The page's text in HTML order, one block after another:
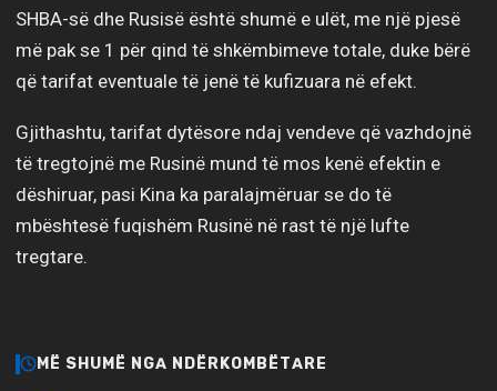
SHBA-së dhe Rusisë është shumë e ulët, me një pjesë
më pak se 1 për qind të shkëmbimeve totale, duke bërë
që tarifat eventuale të jenë të kufizuara në efekt.
Gjithashtu, tarifat dytësore ndaj vendeve që vazhdojnë
të tregtojnë me Rusinë mund të mos kenë efektin e
dëshiruar, pasi Kina ka paralajmëruar se do të
mbështesë fuqishëm Rusinë në rast të një lufte
tregtare.
MË SHUMË NGA NDËRKOMBËTARE